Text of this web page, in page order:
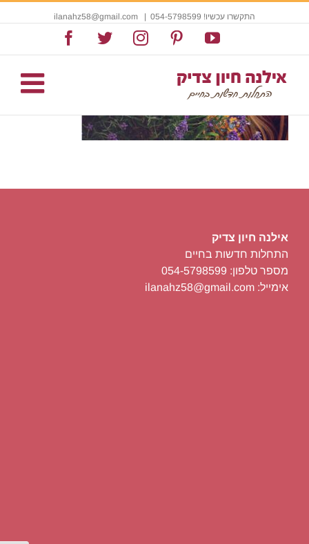
התקשרו עכשיו! 054-5798599 |
YouTube
Pinterest
Instagram
Twitter
אילנה חיון צדיק
התחלות חדשות בחיים
מספר טלפון: 054-5798599
אימייל: ilanahz58@gmail.com